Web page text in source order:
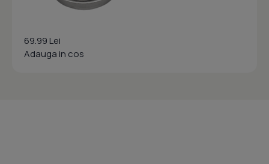
69.99 Lei
Adauga in cos